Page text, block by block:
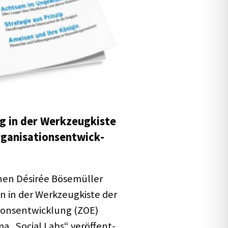
in der Werk­zeug­kiste
Dési­rée Böse­mül­ler
in der Werk­zeug­kiste der
(ZOE)